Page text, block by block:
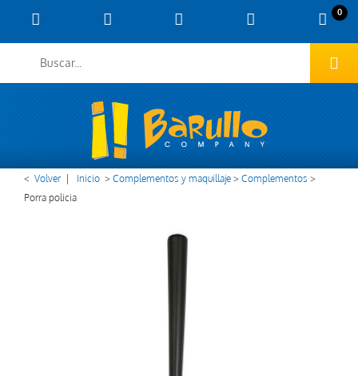
0
< Volver Inicio >Complementos y maquillaje>Complementos >
Porra policia